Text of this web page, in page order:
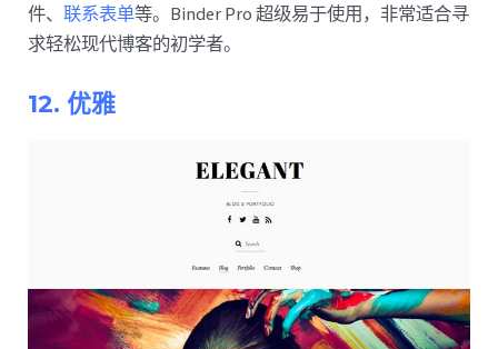
件、联系表单等。Binder Pro 超级易于使用，非常适合寻
求轻松现代博客的初学者。
12. 优雅